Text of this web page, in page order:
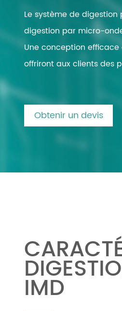
Le système de
digestion par micro-
Une conception
offriront aux clients des
Obtenir un devis
IMD